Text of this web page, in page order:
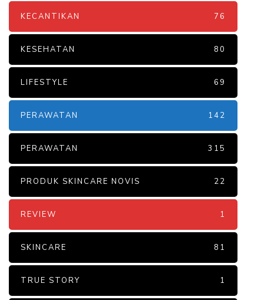
KECANTIKAN 76
KESEHATAN 80
LIFESTYLE 69
PERAWATAN 142
PERAWATAN 315
PRODUK SKINCARE NOVIS 22
REVIEW 1
SKINCARE 81
TRUE STORY 1